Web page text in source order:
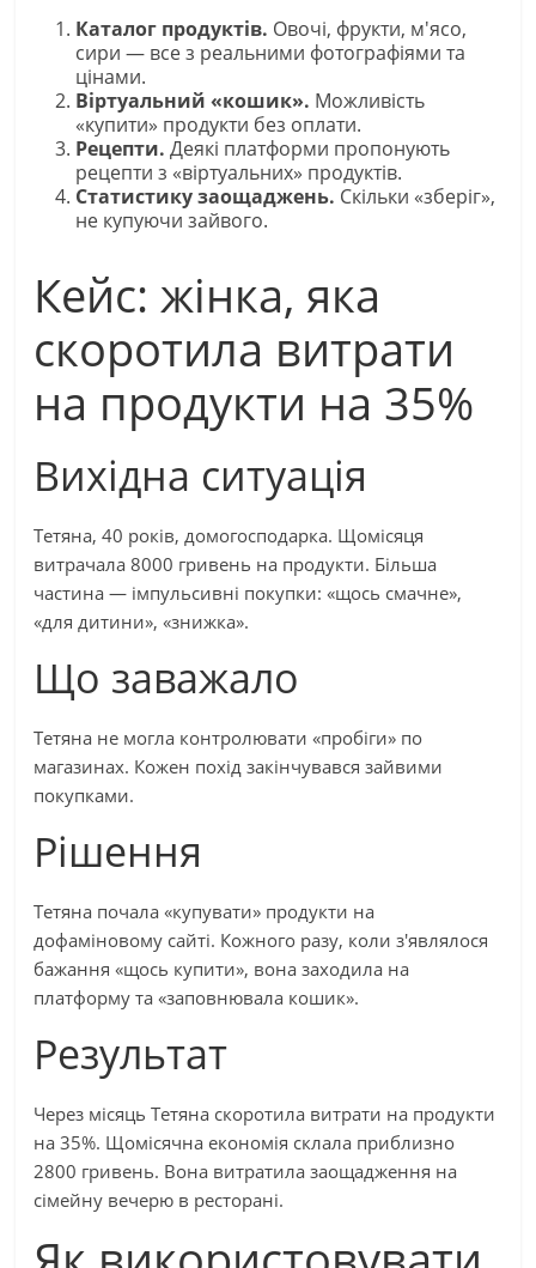
Каталог продуктів. Овочі, фрукти, м'ясо,
сири — все з реальними фотографіями та
цінами.
Віртуальний «кошик». Можливість
«купити» продукти без оплати.
Рецепти. Деякі платформи пропонують
рецепти з «віртуальних» продуктів.
Статистику заощаджень. Скільки «зберіг»,
не купуючи зайвого.
Кейс: жінка, яка
скоротила витрати
на продукти на 35%
Вихідна ситуація
Тетяна, 40 років, домогосподарка. Щомісяця
витрачала 8000 гривень на продукти. Більша
частина — імпульсивні покупки: «щось смачне»,
«для дитини», «знижка».
Що заважало
Тетяна не могла контролювати «пробіги» по
магазинах. Кожен похід закінчувався зайвими
покупками.
Рішення
Тетяна почала «купувати» продукти на
дофаміновому сайті. Кожного разу, коли з'являлося
бажання «щось купити», вона заходила на
платформу та «заповнювала кошик».
Результат
Через місяць Тетяна скоротила витрати на продукти
на 35%. Щомісячна економія склала приблизно
2800 гривень. Вона витратила заощадження на
сімейну вечерю в ресторані.